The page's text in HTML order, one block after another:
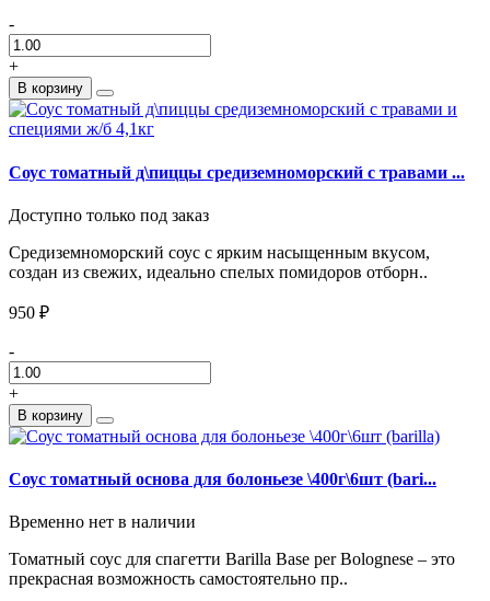
-
+
В корзину
Соус томатный д\пиццы средиземноморский с травами ...
Доступно только под заказ
Средиземноморский соус с ярким насыщенным вкусом,
создан из свежих, идеально спелых помидоров отборн..
950 ₽
-
+
В корзину
Соус томатный основа для болоньезе \400г\6шт (bari...
Временно нет в наличии
Томатный соус для спагетти Barilla Base per Bolognese – это
прекрасная возможность самостоятельно пр..